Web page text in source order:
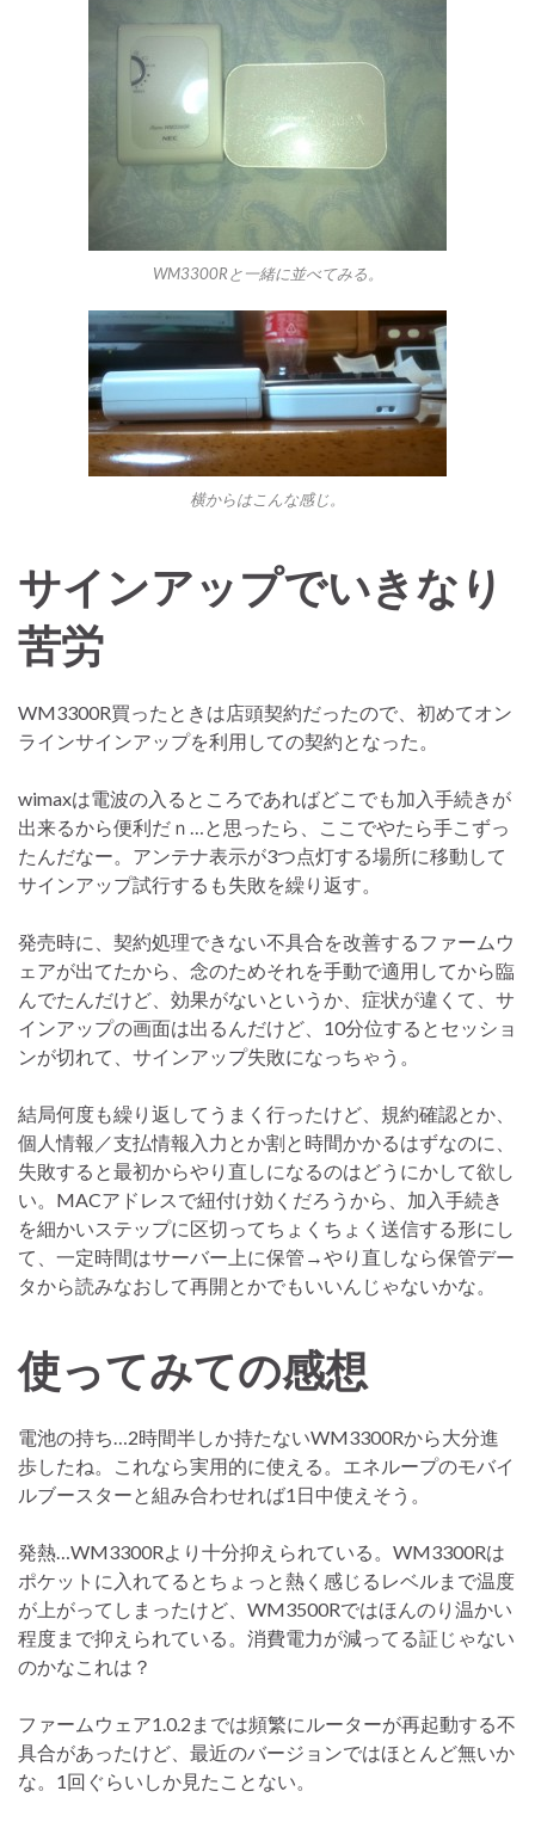
WM3300Rと一緒に並べてみる。
横からはこんな感じ。
サインアップでいきなり
苦労
WM3300R買ったときは店頭契約だったので、初めてオン
ラインサインアップを利用しての契約となった。
wimaxは電波の入るところであればどこでも加入手続きが
出来るから便利だｎ…と思ったら、ここでやたら手こずっ
たんだなー。アンテナ表示が3つ点灯する場所に移動して
サインアップ試行するも失敗を繰り返す。
発売時に、契約処理できない不具合を改善するファームウ
ェアが出てたから、念のためそれを手動で適用してから臨
んでたんだけど、効果がないというか、症状が違くて、サ
インアップの画面は出るんだけど、10分位するとセッショ
ンが切れて、サインアップ失敗になっちゃう。
結局何度も繰り返してうまく行ったけど、規約確認とか、
個人情報／支払情報入力とか割と時間かかるはずなのに、
失敗すると最初からやり直しになるのはどうにかして欲し
い。MACアドレスで紐付け効くだろうから、加入手続き
を細かいステップに区切ってちょくちょく送信する形にし
て、一定時間はサーバー上に保管→やり直しなら保管デー
タから読みなおして再開とかでもいいんじゃないかな。
使ってみての感想
電池の持ち…2時間半しか持たないWM3300Rから大分進
歩したね。これなら実用的に使える。エネループのモバイ
ルブースターと組み合わせれば1日中使えそう。
発熱…WM3300Rより十分抑えられている。WM3300Rは
ポケットに入れてるとちょっと熱く感じるレベルまで温度
が上がってしまったけど、WM3500Rではほんのり温かい
程度まで抑えられている。消費電力が減ってる証じゃない
のかなこれは？
ファームウェア1.0.2までは頻繁にルーターが再起動する不
具合があったけど、最近のバージョンではほとんど無いか
な。1回ぐらいしか見たことない。